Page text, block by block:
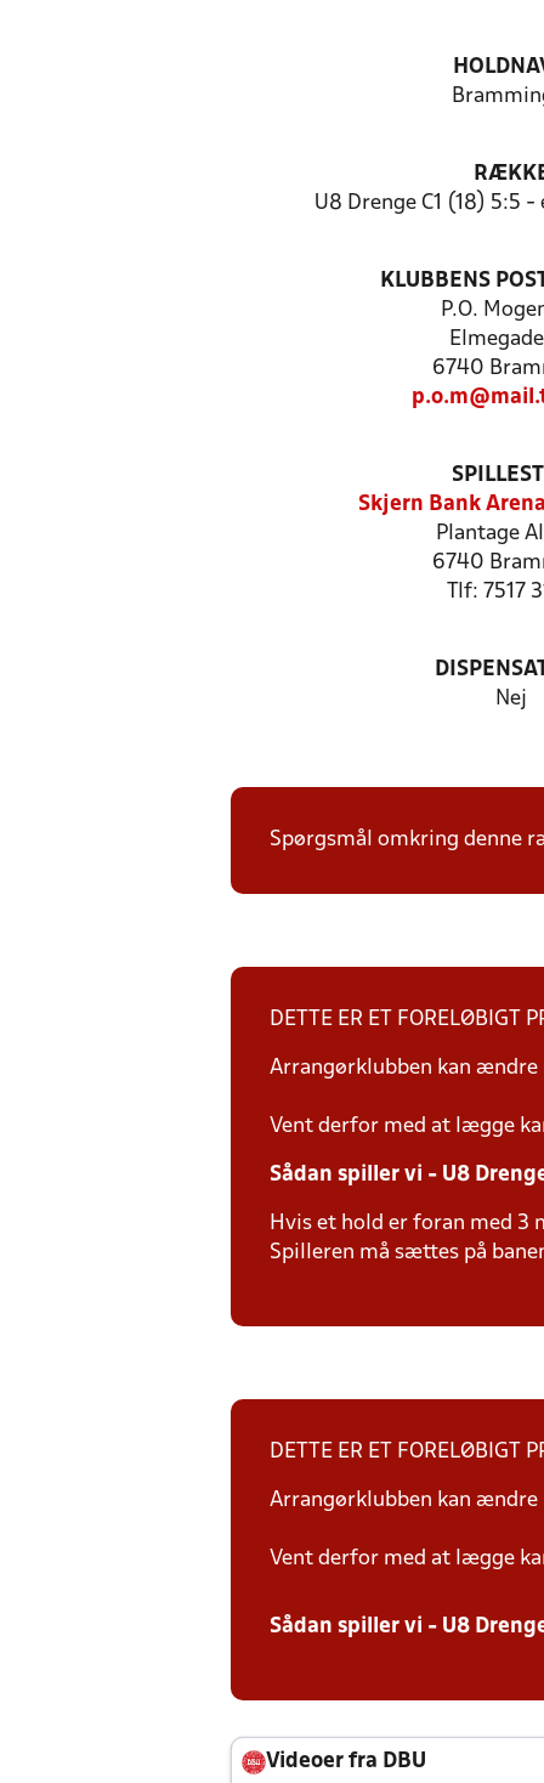
U8 Drenge C1 (18) 5:5
KLUBBENS
P.O.
6740
Skjern Bank
Plantage
6740
Tlf: 7517
Nej
Spørgsmål omkring denne
DETTE ER ET FORELØBIGT
Arrangørklubben kan ændre
Vent derfor med at lægge
Sådan spiller vi - U8
Hvis et hold er foran med 3
Spilleren må sættes på
DETTE ER ET FORELØBIGT
Arrangørklubben kan ændre
Vent derfor med at lægge
Sådan spiller vi - U8
Videoer fra DBU